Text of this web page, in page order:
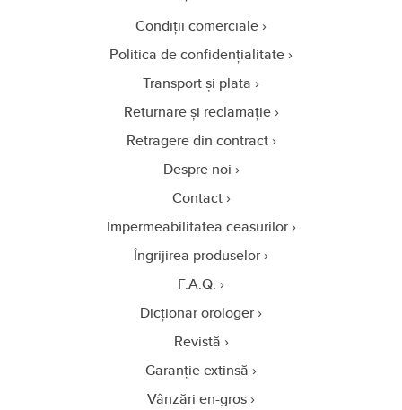
Condiții comerciale
Politica de confidențialitate
Transport și plata
Returnare și reclamație
Retragere din contract
Despre noi
Contact
Impermeabilitatea ceasurilor
Îngrijirea produselor
F.A.Q.
Dicționar orologer
Revistă
Garanție extinsă
Vânzări en-gros